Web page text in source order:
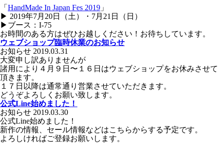
「 HandMade In Japan Fes 2019 」
▶︎ 2019年7月20日（土）・7月21日（日）
▶︎ブース：I-75
お時間のある方はぜひお越しください！お待ちしています。
ウェブショップ臨時休業のお知らせ
お知らせ 2019.03.31
大変申し訳ありませんが
諸用により４月９日〜１６日はウェブショップをお休みさせて
頂きます。
１７日以降は通常通り営業させていただきます。
どうぞよろしくお願い致します。
公式Line始めました！
お知らせ 2019.03.30
公式Line始めました！
新作の情報、セール情報などはこちらからする予定です。
よろしければご登録お願いします。